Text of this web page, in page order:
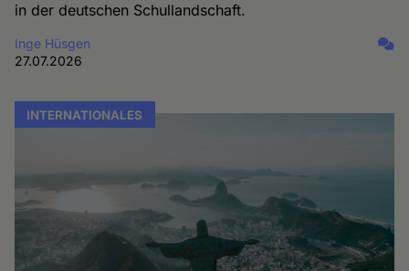
in der deutschen Schullandschaft.
Inge Hüsgen
27.07.2026
INTERNATIONALES